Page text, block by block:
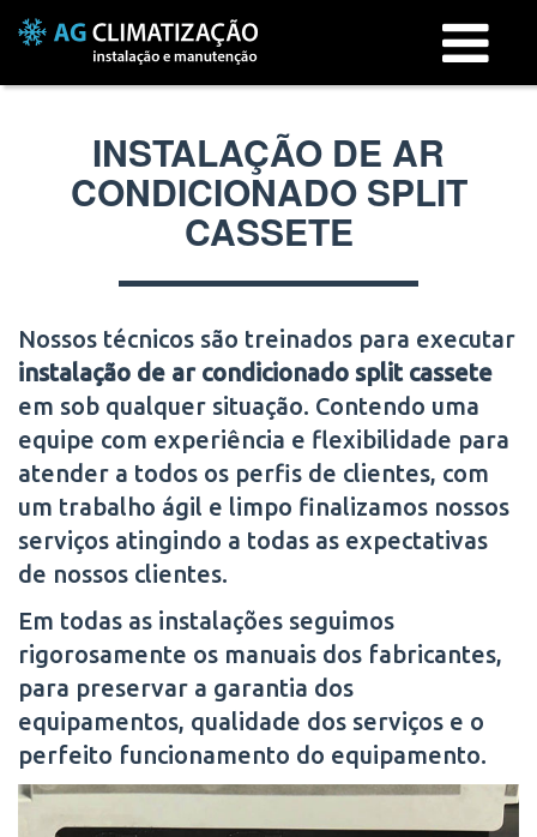
Menu
INSTALAÇÃO DE AR
CONDICIONADO SPLIT
CASSETE
Nossos técnicos são treinados para executar
instalação de ar condicionado split cassete
em sob qualquer situação. Contendo uma
equipe com experiência e flexibilidade para
atender a todos os perfis de clientes, com
um trabalho ágil e limpo finalizamos nossos
serviços atingindo a todas as expectativas
de nossos clientes.
Em todas as instalações seguimos
rigorosamente os manuais dos fabricantes,
para preservar a garantia dos
equipamentos, qualidade dos serviços e o
perfeito funcionamento do equipamento.